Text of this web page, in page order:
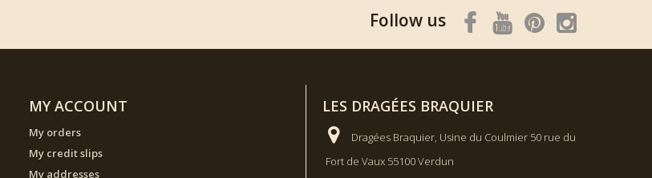
Follow us
MY ACCOUNT
My orders
My credit slips
My addresses
LES DRAGÉES BRAQUIER
Dragées Braquier, Usine du Coulmier 50 rue du
Fort de Vaux 55100 Verdun